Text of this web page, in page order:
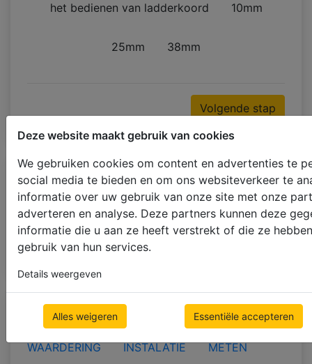
Deze website maakt gebruik van cookies
We gebruiken cookies om content en advertenties te
social media te bieden en om ons websiteverkeer te
informatie over uw gebruik van onze site met onze
adverteren en analyse. Deze partners kunnen deze
informatie die u aan ze heeft verstrekt of die ze
gebruik van hun services.
Details weergeven
Alles weigeren Essentiële accepteren
het bedienen van ladderkoord
25mm
10mm
38mm
Volgende stap
Geschat Gewicht: 1.56 kg
Circa Afmetingen van een Pakket:172 mm
(17.2%)
Verwachte Productietijd:6-7werkdagen +
Verzending
KENMERKEN VAN HET PRODUCT
WAARDERING
INSTALATIE
METEN